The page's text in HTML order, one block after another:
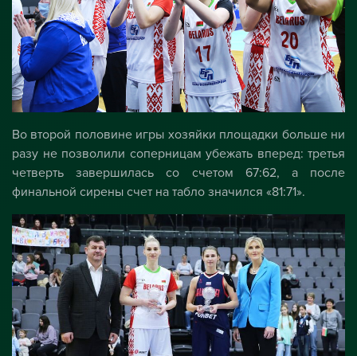
Во второй половине игры хозяйки площадки больше ни
разу не позволили соперницам убежать вперед: третья
четверть завершилась со счетом 67:62, а после
финальной сирены счет на табло значился «81:71».